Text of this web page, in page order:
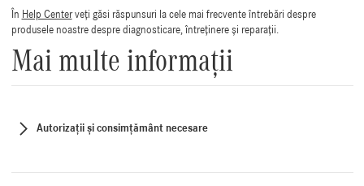
În Help Centerveți găsi răspunsuri la cele mai frecvente întrebări despre
produsele noastre despre diagnosticare, întreținere și reparații.
Mai multe informații
Autorizații și consimțământ necesare